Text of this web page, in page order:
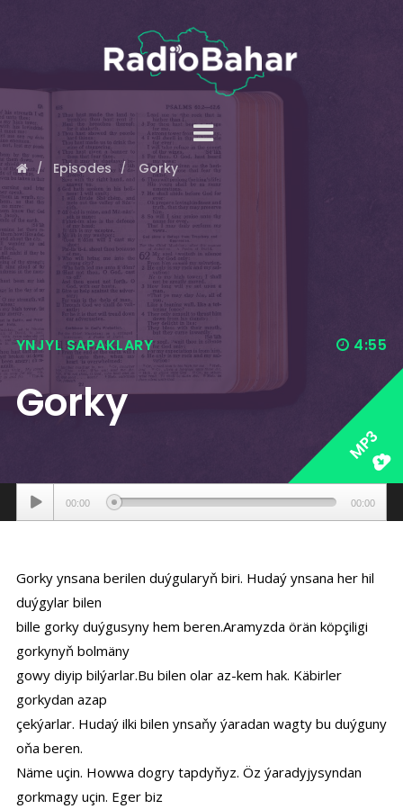
Episodes Gorky
YNJYL SAPAKLARY 4:55
Gorky
MP3
Аудиоплеер
00:00 00:00
Gorky ynsana berilen duýgularyň biri. Hudaý ynsana her hil
duýgylar bilen
bille gorky duýgusyny hem beren.Aramyzda örän köpçiligi
gorkynyň bolmäny
gowy diyip bilýarlar.Bu bilen olar az-kem hak. Käbirler
gorkydan azap
çekýarlar. Hudaý ilki bilen ynsaňy ýaradan wagty bu duýguny
oňa beren.
Näme uçin. Howwa dogry tapdyňyz. Öz ýaradyjysyndan
gorkmagy uçin. Eger biz